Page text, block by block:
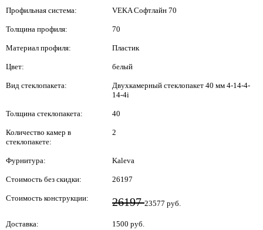
Профильная система: VEKA Софтлайн 70
Толщина профиля: 70
Материал профиля: Пластик
Цвет: белый
Вид стеклопакета:
Двухкамерный стеклопакет 40 мм 4-14-4-
14-4i
Толщина стеклопакета: 40
Количество камер в
стеклопакете:
2
Фурнитура: Kaleva
Стоимость без скидки: 26197
Стоимость конструкции: 2619723577 руб.
Доставка: 1500 руб.